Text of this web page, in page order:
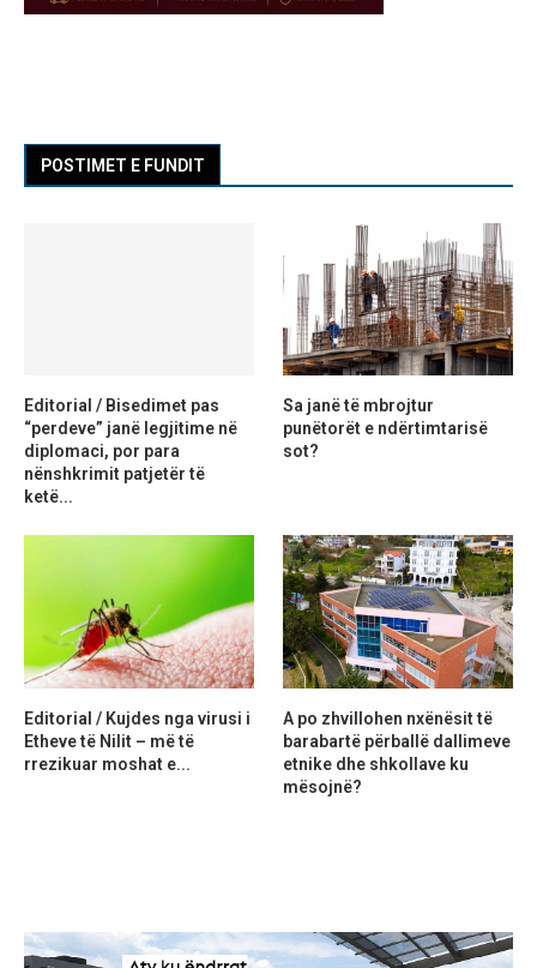
POSTIMET E FUNDIT
Editorial / Bisedimet pas
“perdeve” janë legjitime në
diplomaci, por para
nënshkrimit patjetër të
ketë...
Sa janë të mbrojtur
punëtorët e ndërtimtarisë
sot?
Editorial / Kujdes nga virusi i
Etheve të Nilit – më të
rrezikuar moshat e...
A po zhvillohen nxënësit të
barabartë përballë dallimeve
etnike dhe shkollave ku
mësojnë?